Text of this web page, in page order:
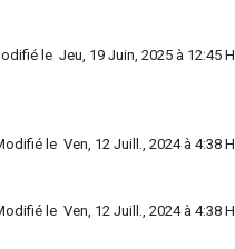
le Jeu, 19 Juin, 2025 à 12:45 H
le Ven, 12 Juill., 2024 à 4:38 H
le Ven, 12 Juill., 2024 à 4:38 H